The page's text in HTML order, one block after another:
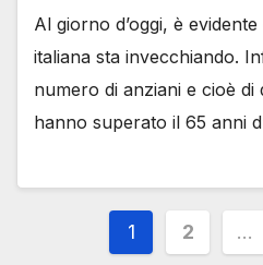
Al giorno d’oggi, è
italiana sta invecchiando.
numero di anziani e cioè
hanno superato il 65 anni
1 2 …